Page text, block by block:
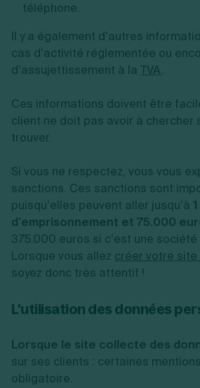
téléphone.
Il y a également d’autres
cas d’activité réglementée ou
d’assujettissement à la TVA.
Ces informations doivent être
client ne doit pas avoir à chercher
trouver.
Si vous ne respectez, vous vous
sanctions. Ces sanctions sont
puisqu’elles peuvent aller jusqu’à
d’emprisonnement et 75.000
375.000 euros si c’est une
Lorsque vous allez créer votre
soyez donc très attentif !
L'utilisation des données
Lorsque le site collecte des
sur ses clients : certaines
obligatoire.